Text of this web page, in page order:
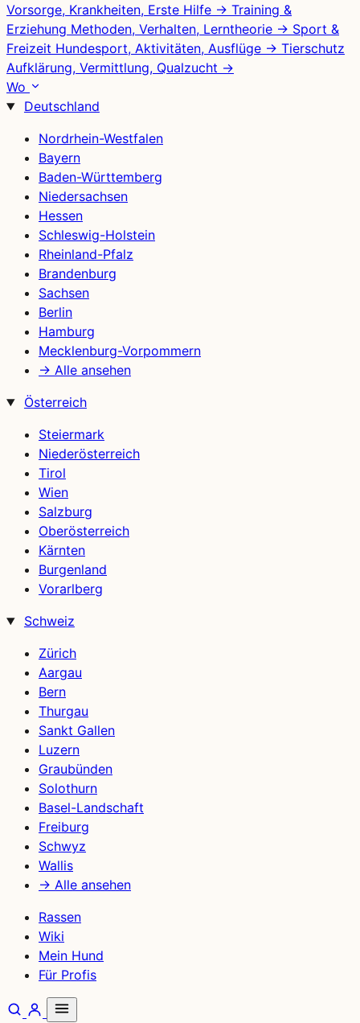
Vorsorge, Krankheiten, Erste Hilfe → Training &
Erziehung Methoden, Verhalten, Lerntheorie → Sport &
Freizeit Hundesport, Aktivitäten, Ausflüge → Tierschutz
Aufklärung, Vermittlung, Qualzucht →
Wo
Deutschland
Nordrhein-Westfalen
Bayern
Baden-Württemberg
Niedersachsen
Hessen
Schleswig-Holstein
Rheinland-Pfalz
Brandenburg
Sachsen
Berlin
Hamburg
Mecklenburg-Vorpommern
→ Alle ansehen
Österreich
Steiermark
Niederösterreich
Tirol
Wien
Salzburg
Oberösterreich
Kärnten
Burgenland
Vorarlberg
Schweiz
Zürich
Aargau
Bern
Thurgau
Sankt Gallen
Luzern
Graubünden
Solothurn
Basel-Landschaft
Freiburg
Schwyz
Wallis
→ Alle ansehen
Rassen
Wiki
Mein Hund
Für Profis